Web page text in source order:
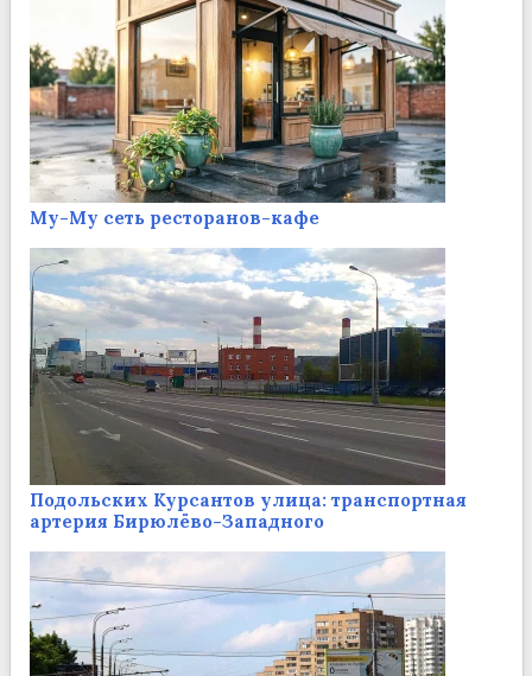
Му-Му сеть ресторанов-кафе
Подольских Курсантов улица: транспортная
артерия Бирюлёво-Западного